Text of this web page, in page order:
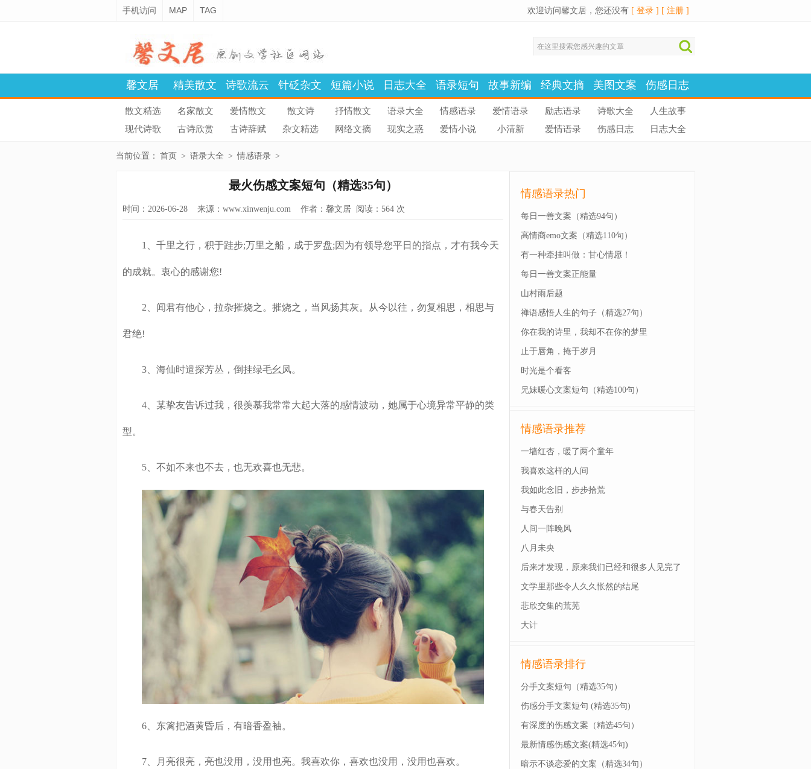
手机访问 MAP TAG 欢迎访问馨文居，您还没有 [ 登录 ] [ 注册 ]
馨文居 精美散文 诗歌流云 针砭杂文 短篇小说 日志大全 语录短句 故事新编 经典文摘 美图文案 伤感日志
散文精选 名家散文 爱情散文 散文诗 抒情散文 语录大全 情感语录 爱情语录 励志语录 诗歌大全
人生故事
现代诗歌
古诗欣赏 古诗辞赋 杂文精选 网络文摘 现实之惑 爱情小说 小清新 爱情语录 伤感日志 日志大全
当前位置： 首页 > 语录大全 > 情感语录 >
最火伤感文案短句（精选35句）
时间：2026-06-28 来源： www.xinwenju.com 作者： 馨文居 阅读： 564 次
1、千里之行，积于跬步;万里之船，成于罗盘;因为有领导您平日的指点，才有我今天
的成就。衷心的感谢您!
2、闻君有他心，拉杂摧烧之。摧烧之，当风扬其灰。从今以往，勿复相思，相思与
君绝!
3、海仙时遣探芳丛，倒挂绿毛幺凤。
4、某挚友告诉过我，很羡慕我常常大起大落的感情波动，她属于心境异常平静的类
型。
5、不如不来也不去，也无欢喜也无悲。
6、东篱把酒黄昏后，有暗香盈袖。
7、月亮很亮，亮也没用，没用也亮。我喜欢你，喜欢也没用，没用也喜欢。
情感语录热门
每日一善文案（精选94句）
高情商emo文案（精选110句）
有一种牵挂叫做：甘心情愿！
每日一善文案正能量
山村雨后题
禅语感悟人生的句子（精选27句）
你在我的诗里，我却不在你的梦里
止于唇角，掩于岁月
时光是个看客
兄妹暖心文案短句（精选100句）
情感语录推荐
一墙红杏，暖了两个童年
我喜欢这样的人间
我如此念旧，步步拾荒
与春天告别
人间一阵晚风
八月未央
后来才发现，原来我们已经和很多人见完了
最后一面
文学里那些令人久久怅然的结尾
悲欣交集的荒芜
大计
情感语录排行
分手文案短句（精选35句）
伤感分手文案短句 (精选35句)
有深度的伤感文案（精选45句）
最新情感伤感文案(精选45句)
暗示不谈恋爱的文案（精选34句）